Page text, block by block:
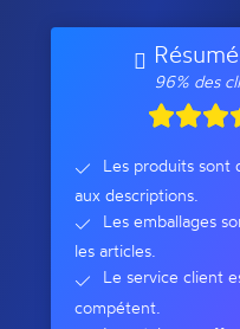
96% des
Les produits sont
aux descriptions.
Les emballages
les articles.
Le service client
compétent.